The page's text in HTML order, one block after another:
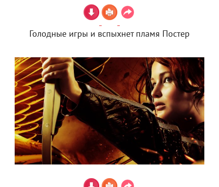
Голодные игры и вспыхнет пламя Постер